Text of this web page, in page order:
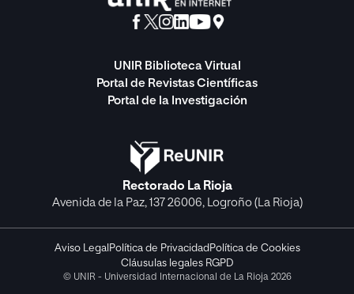
UNIR Biblioteca Virtual
Portal de Revistas Científicas
Portal de la Investigación
Rectorado La Rioja
Avenida de la Paz, 137 26006, Logroño (La Rioja)
Aviso Legal Política de Privacidad Política de Cookies
Cláusulas legales RGPD
© UNIR - Universidad Internacional de La Rioja 2026